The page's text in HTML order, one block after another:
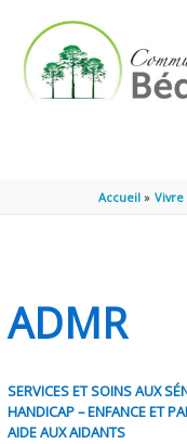
Accueil Vivre
ADMR
SERVICES ET SOINS AUX
HANDICAP – ENFANCE ET
AIDE AUX AIDANTS